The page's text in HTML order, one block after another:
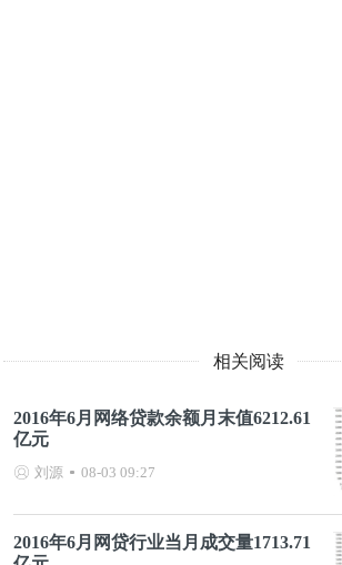
相关阅读
2016年6月网络贷款余额月末值6212.61
亿元
刘源 08-03 09:27
2016年6月网贷行业当月成交量1713.71